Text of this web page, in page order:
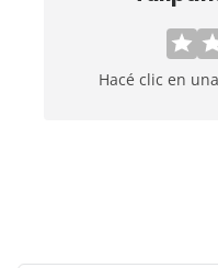
Hacé clic en